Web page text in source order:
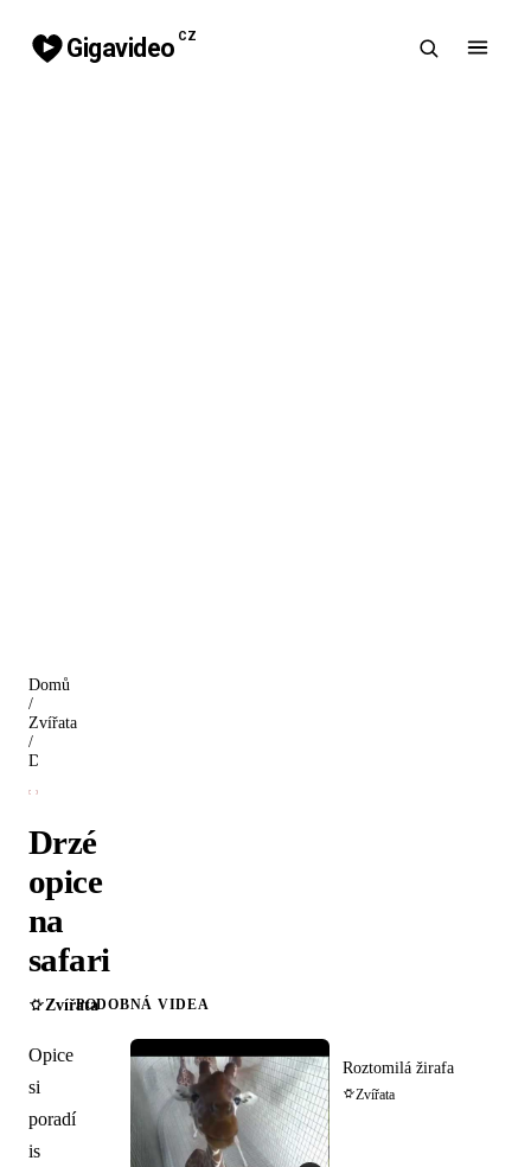
Gigavideo CZ
Domů
/
Zvířata
/
Drzé
opice
na
safari
Zvířata
Opice
si
poradí
is
PODOBNÁ VIDEA
Roztomilá žirafa
Zvířata